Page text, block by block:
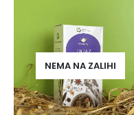
NEMA NA ZALIHI